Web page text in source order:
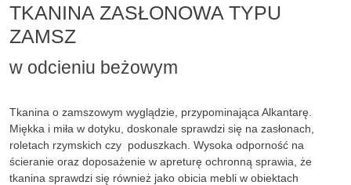
TKANINA ZASŁONOWA TYPU
ZAMSZ
w odcieniu beżowym
Tkanina o zamszowym wyglądzie, przypominająca Alkantarę.
Miękka i miła w dotyku, doskonale sprawdzi się na zasłonach,
roletach rzymskich czy poduszkach. Wysoka odporność na
ścieranie oraz doposażenie w apreturę ochronną sprawia, że
tkanina sprawdzi się również jako obicia mebli w obiektach